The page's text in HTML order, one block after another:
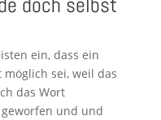
ein, dass ein
sei, weil das
das Wort
und und